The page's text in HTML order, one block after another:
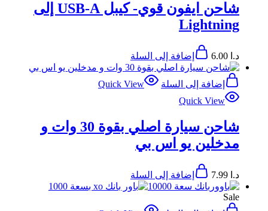
شاحن ايفون قوي- كيبل USB-A إلى
Lightning
د.ا إضافة إلى السلة
إضافة إلى السلة
Quick View
Quick View
شاحن سيارة اصلي بقوة 30 وات و
مدخلين يو اس بي
د.ا إضافة إلى السلة
Sale